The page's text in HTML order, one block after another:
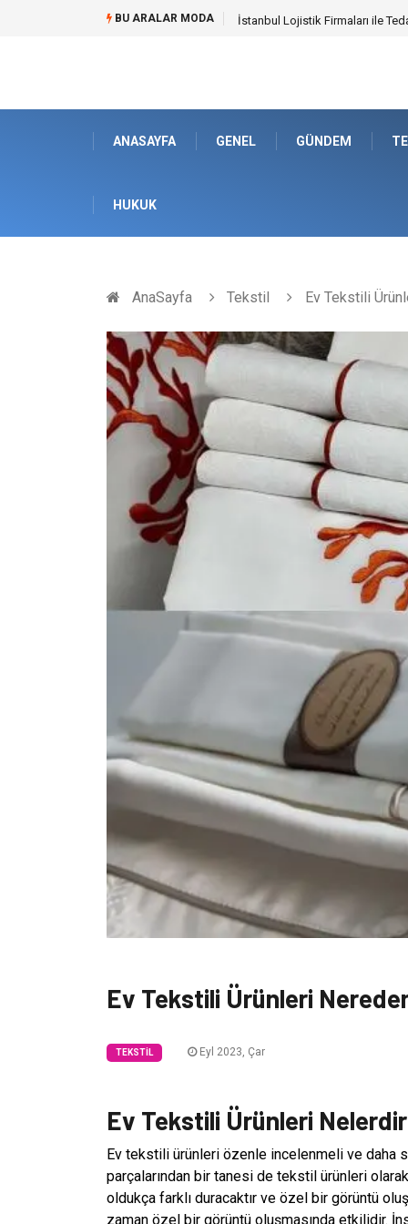
BU ARALAR MODA Dalaman Bozburun Transfer:
ANASAYFA GENEL GÜNDEM
HUKUK
AnaSayfa Tekstil Ev Tekstili
Ev Tekstili Ürünleri
TEKSTIL Eyl 2023, Çar
Ev Tekstili Ürünleri
Ev tekstili ürünleri özenle incelenmeli ve daha
parçalarından bir tanesi de tekstil ürünleri
oldukça farklı duracaktır ve özel bir görüntü
zaman özel bir görüntü oluşmasında etkilidir.